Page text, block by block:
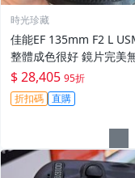
時光珍藏
佳能EF 135mm F2 L
整體成色很好 鏡片完美
功能一切正常 無拆修無-
$ 28,405 95折
折扣碼 直購